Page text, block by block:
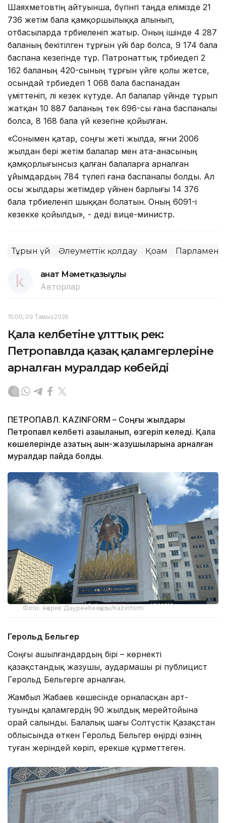
Шаяхметовтің айтуынша, бүгінгі таңда елімізде 21
736 жетім бала қамқоршылыққа алынып,
отбасыларда тәрбиеленіп жатыр. Оның ішінде 4 287
баланың бекітілген тұрғын үйі бар болса, 9 174 бала
баспана кезегінде тұр. Патронаттық тәрбиедегі 2
162 баланың 420-сының тұрғын үйге қолы жетсе,
осындай тәрбиедегі 1 068 бала баспанадан
үміттеніп, әлі кезек күтуде. Ал балалар үйінде тұрып
жатқан 10 887 баланың тек 696-сы ғана баспаналы
болса, 8 168 бала үй кезегіне қойылған.
«Сонымен қатар, соңғы жеті жылда, яғни 2006
жылдан бері жетім балалар мен ата-анасының
қамқорлығынсыз қалған балаларға арналған
ұйымдардың 784 түлегі ғана баспаналы болды. Ал
осы жылдары жетімдер үйінен барлығы 14 376
бала тәрбиеленіп шыққан болатын. Оның 6091-і
кезекке қойылды», - деді вице-министр.
Тұрғын үй Әлеуметтік қолдау Қоғам Парламент
Қанат Мәметқазыұлы
Авторлар
15:00, 09 Тамыз 2026
Қала келбетіне ұлттық реңк:
Петропавлда қазақ қаламгерлеріне
арналған муралдар көбейді
ПЕТРОПАВЛ. KAZINFORM – Соңғы жылдары
Петропавл келбеті қазақыланып, өзгеріп келеді. Қала
көшелерінде қазақтың ақын-жазушыларына арналған
муралдар пайда болды.
Фото: Ақерке Дәуренбекқызы/Kazinform
Герольд Бельгер
Соңғы ашылғандардың бірі – көрнекті
қазақстандық жазушы, аудармашы әрі публицист
Герольд Бельгерге арналған.
Жамбыл Жабаев көшесінде орналасқан арт-
туынды қаламгердің 90 жылдық мерейтойына
орай салынды. Балалық шағы Солтүстік Қазақстан
облысында өткен Герольд Бельгер өңірді өзінің
туған жеріндей көріп, ерекше құрметтеген.